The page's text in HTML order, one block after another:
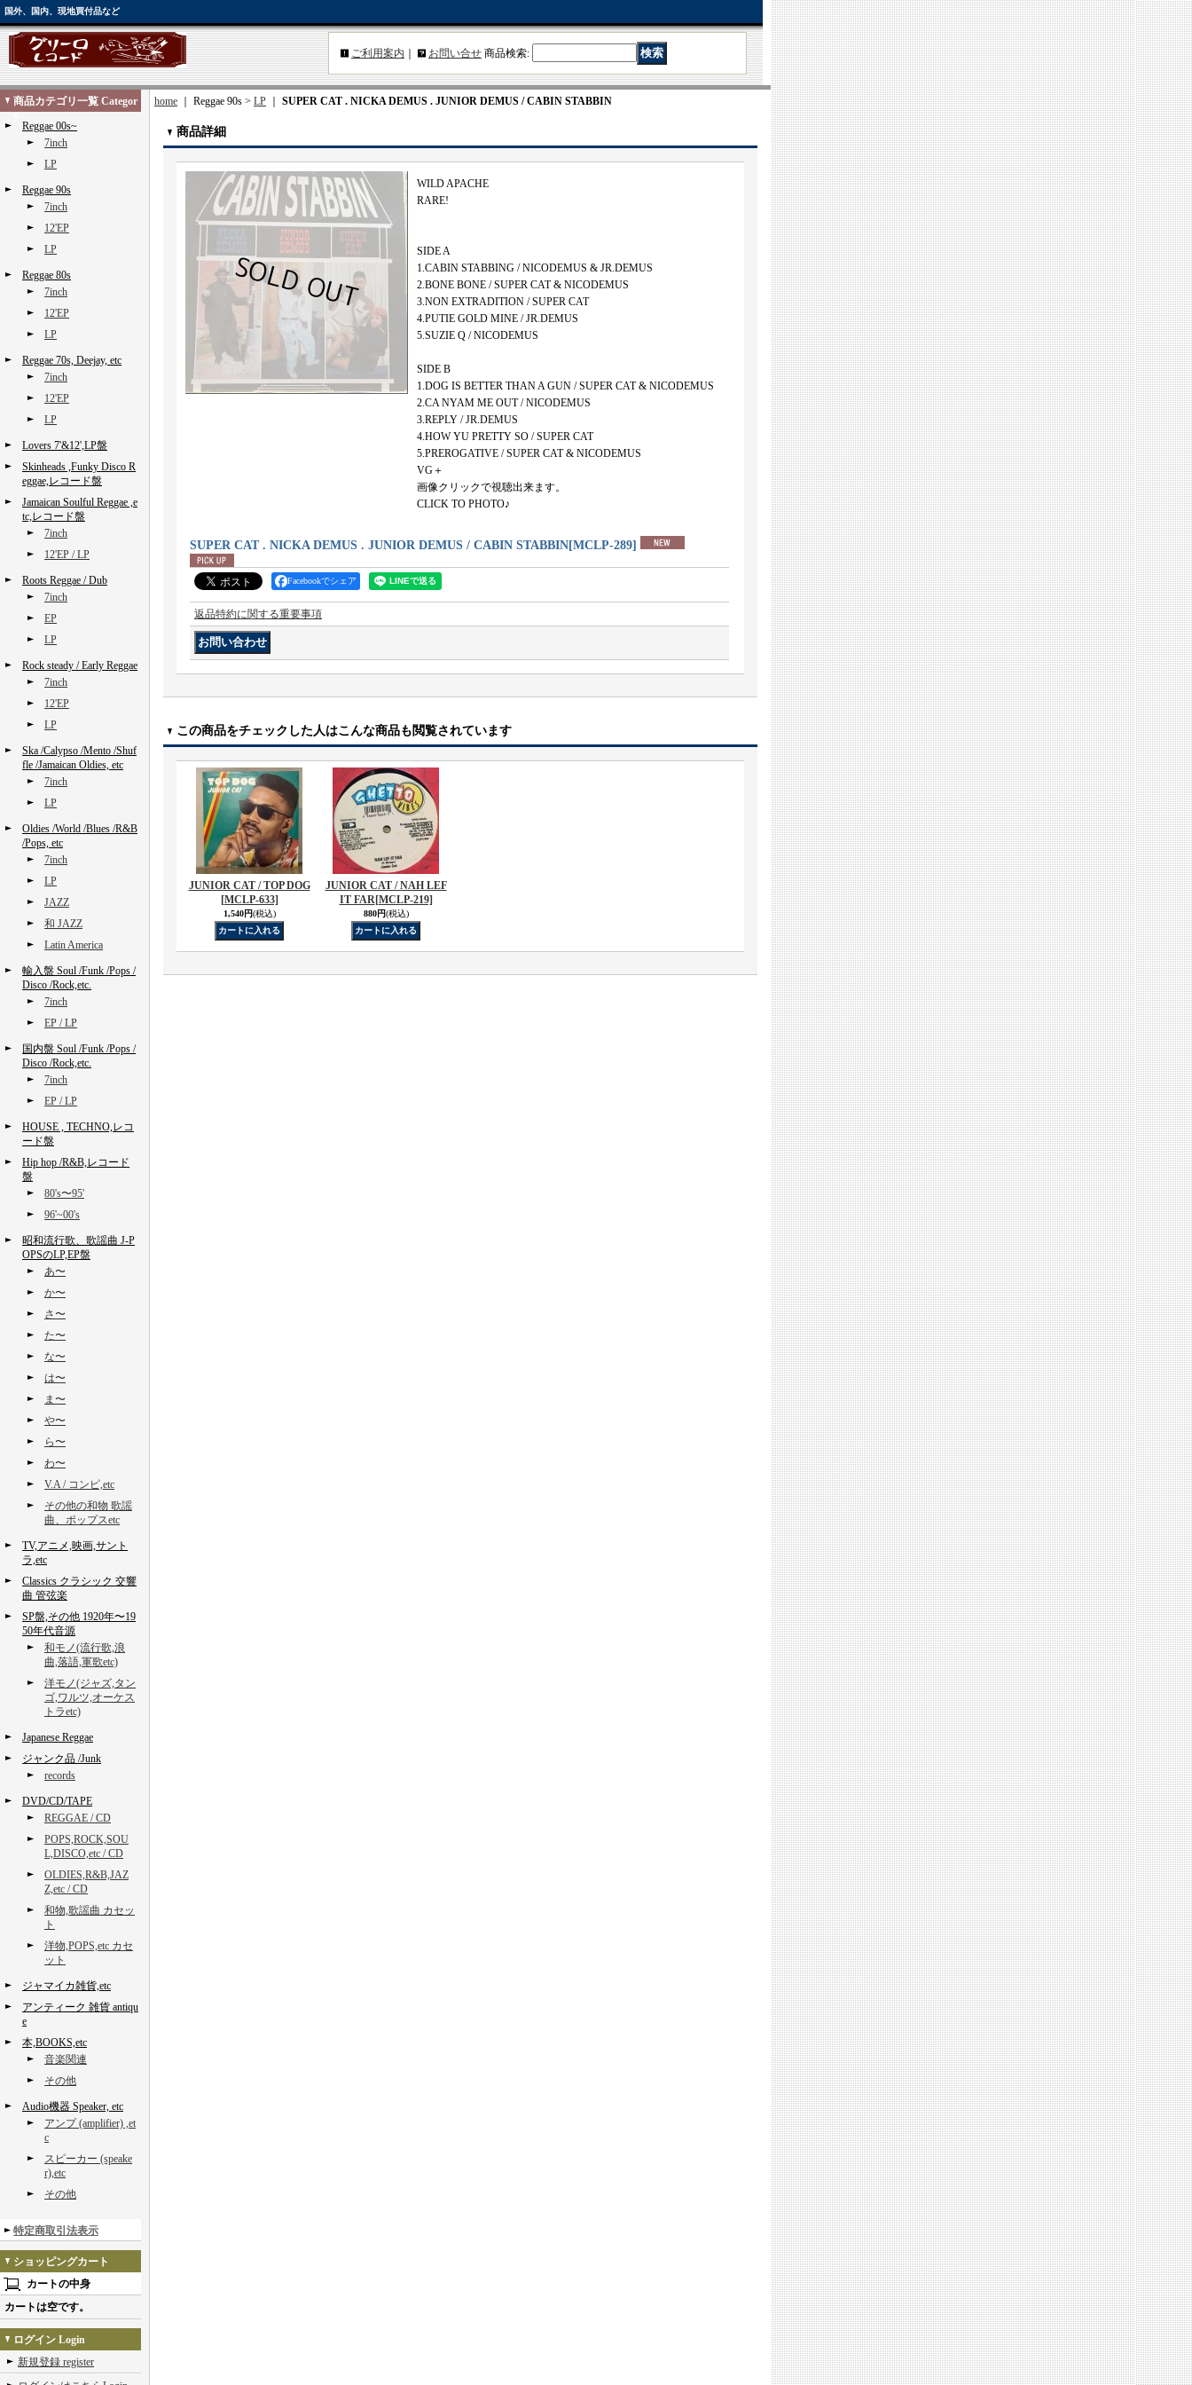
国外、国内、現地買付品など
ご利用案内 お問い合せ 商品検索:
商品カテゴリ一覧 Categor
y
Reggae 00s~
7inch
LP
Reggae 90s
7inch
12'EP
LP
Reggae 80s
7inch
12'EP
LP
Reggae 70s, Deejay, etc
7inch
12'EP
LP
Lovers 7'&12',LP盤
Skinheads ,Funky Disco R
eggae,レコード盤
Jamaican Soulful Reggae ,e
tc,レコード盤
7inch
12'EP / LP
Roots Reggae / Dub
7inch
EP
LP
Rock steady / Early Reggae
7inch
12'EP
LP
Ska /Calypso /Mento /Shuf
fle /Jamaican Oldies, etc
7inch
LP
Oldies /World /Blues /R&B
/Pops, etc
7inch
LP
JAZZ
和 JAZZ
Latin America
輸入盤 Soul /Funk /Pops /
Disco /Rock,etc.
7inch
EP / LP
国内盤 Soul /Funk /Pops /
Disco /Rock,etc.
7inch
EP / LP
HOUSE , TECHNO,レコ
ード盤
Hip hop /R&B,レコード
盤
80's〜95'
96'~00's
昭和流行歌、歌謡曲 J-P
OPSのLP,EP盤
あ〜
か〜
さ〜
た〜
な〜
は〜
ま〜
や〜
ら〜
わ〜
V.A / コンピ,etc
その他の和物 歌謡
曲、ポップスetc
TV,アニメ,映画,サント
ラ,etc
Classics クラシック 交響
曲 管弦楽
SP盤,その他 1920年〜19
50年代音源
和モノ(流行歌,浪
曲,落語,軍歌etc)
洋モノ(ジャズ,タン
ゴ,ワルツ,オーケス
トラetc)
Japanese Reggae
ジャンク品 /Junk
records
DVD/CD/TAPE
REGGAE / CD
POPS,ROCK,SOU
L,DISCO,etc / CD
OLDIES,R&B,JAZ
Z,etc / CD
和物,歌謡曲 カセッ
ト
洋物,POPS,etc カセ
ット
ジャマイカ雑貨,etc
アンティーク 雑貨 antiqu
e
本,BOOKS,etc
音楽関連
その他
Audio機器 Speaker, etc
アンプ (amplifier) ,et
c
スピーカー (speake
r),etc
その他
特定商取引法表示
ショッピングカート
カートの中身
カートは空です。
ログイン Login
新規登録 register
home ｜ Reggae 90s > LP SUPER CAT . NICKA DEMUS . JUNIOR DEMUS / CABIN STABBIN
商品詳細
WILD APACHE
RARE!
SIDE A
1.CABIN STABBING / NICODEMUS & JR.DEMUS
2.BONE BONE / SUPER CAT & NICODEMUS
3.NON EXTRADITION / SUPER CAT
4.PUTIE GOLD MINE / JR.DEMUS
5.SUZIE Q / NICODEMUS
SIDE B
1.DOG IS BETTER THAN A GUN / SUPER CAT & NICODEMUS
2.CA NYAM ME OUT / NICODEMUS
3.REPLY / JR.DEMUS
4.HOW YU PRETTY SO / SUPER CAT
5.PREROGATIVE / SUPER CAT & NICODEMUS
VG＋
画像クリックで視聴出来ます。
CLICK TO PHOTO♪
SUPER CAT . NICKA DEMUS . JUNIOR DEMUS / CABIN STABBIN[MCLP-289]
Facebookでシェア
返品特約に関する重要事項
この商品をチェックした人はこんな商品も閲覧されています
JUNIOR CAT / TOP DOG
[MCLP-633]
1,540円(税込)
JUNIOR CAT / NAH LEF
IT FAR[MCLP-219]
880円(税込)